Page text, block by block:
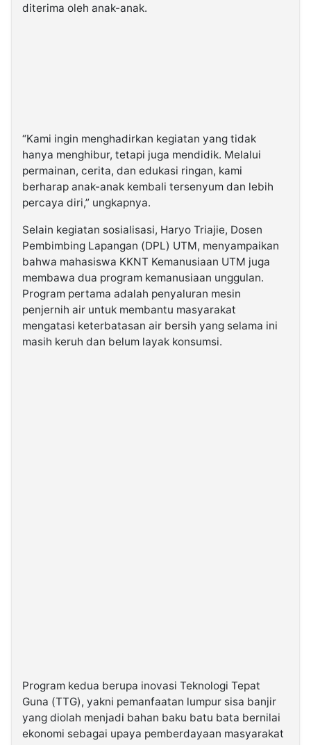
diterima oleh anak-anak.
“Kami ingin menghadirkan kegiatan yang tidak
hanya menghibur, tetapi juga mendidik. Melalui
permainan, cerita, dan edukasi ringan, kami
berharap anak-anak kembali tersenyum dan lebih
percaya diri,” ungkapnya.
Selain kegiatan sosialisasi, Haryo Triajie, Dosen
Pembimbing Lapangan (DPL) UTM, menyampaikan
bahwa mahasiswa KKNT Kemanusiaan UTM juga
membawa dua program kemanusiaan unggulan.
Program pertama adalah penyaluran mesin
penjernih air untuk membantu masyarakat
mengatasi keterbatasan air bersih yang selama ini
masih keruh dan belum layak konsumsi.
Program kedua berupa inovasi Teknologi Tepat
Guna (TTG), yakni pemanfaatan lumpur sisa banjir
yang diolah menjadi bahan baku batu bata bernilai
ekonomi sebagai upaya pemberdayaan masyarakat